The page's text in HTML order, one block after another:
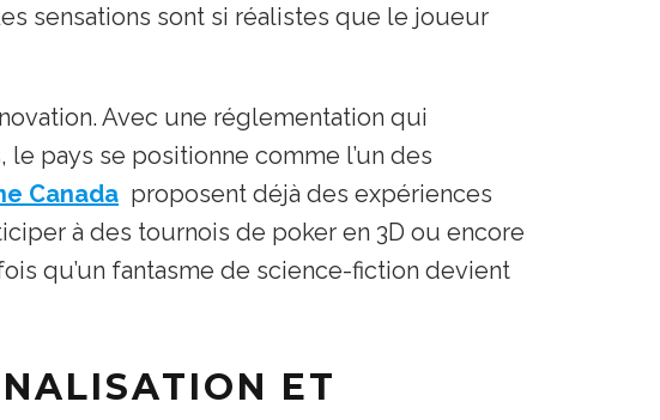
sensations sont si réalistes que le joueur
Avec une réglementation qui
pays se positionne comme l’un des
Canada proposent déjà des expériences
à des tournois de poker en 3D ou encore
qu’un fantasme de science-fiction devient
ET